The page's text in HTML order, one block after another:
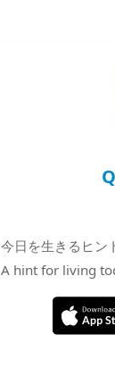
今日を生きるヒン
A hint for living